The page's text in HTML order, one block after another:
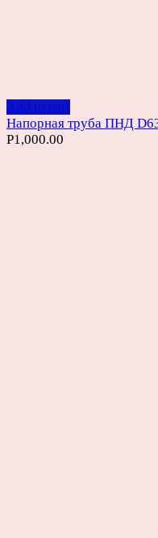
Add to cart
Напорная труба ПНД
Р1,000.00